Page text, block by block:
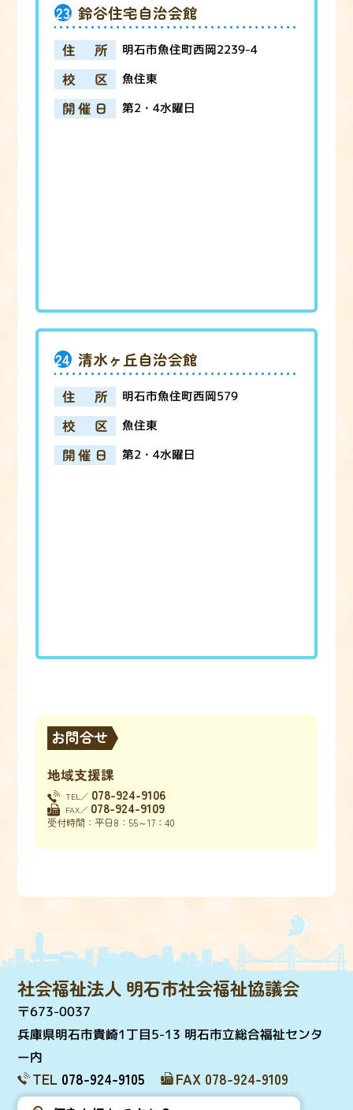
23 鈴谷住宅自治会館
住所 明石市魚住町西岡2239-4
校区 魚住東
開催日 第2・4水曜日
24 清水ヶ丘自治会館
住所 明石市魚住町西岡579
校区 魚住東
開催日 第2・4水曜日
お問合せ
地域支援課
TEL／ 078-924-9106
FAX／ 078-924-9109
受付時間：平日8：55～17：40
社会福祉法人 明石市社会福祉協議会
〒673-0037
兵庫県明石市貴崎1丁目5-13 明石市立総合福祉センタ
ー内
TEL 078-924-9105 FAX 078-924-9109